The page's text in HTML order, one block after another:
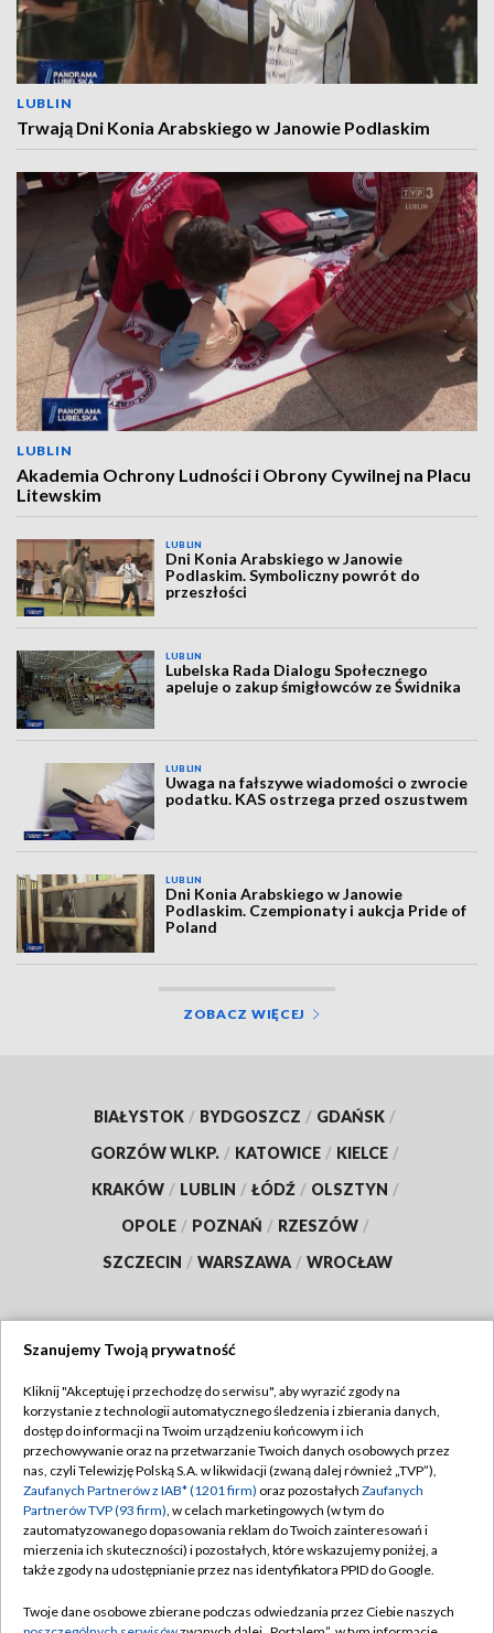
LUBLIN
Trwają Dni Konia Arabskiego w Janowie Podlaskim
LUBLIN
Akademia Ochrony Ludności i Obrony Cywilnej na Placu
Litewskim
LUBLIN
Dni Konia Arabskiego w Janowie
Podlaskim. Symboliczny powrót do
przeszłości
LUBLIN
Lubelska Rada Dialogu Społecznego
apeluje o zakup śmigłowców ze Świdnika
LUBLIN
Uwaga na fałszywe wiadomości o zwrocie
podatku. KAS ostrzega przed oszustwem
LUBLIN
Dni Konia Arabskiego w Janowie
Podlaskim. Czempionaty i aukcja Pride of
Poland
ZOBACZ WIĘCEJ
BIAŁYSTOK / BYDGOSZCZ / GDAŃSK /
GORZÓW WLKP. / KATOWICE / KIELCE /
KRAKÓW / LUBLIN / ŁÓDŹ / OLSZTYN /
OPOLE / POZNAŃ / RZESZÓW /
SZCZECIN / WARSZAWA / WROCŁAW
TVP
Abonament TVP
Emisja w TVP
Centrum informacji TVP
Naziemna Telewizja Cyfrowa
Rada Programowa
Regulamin TVP
Polityka prywatności
Moje zgody
Pomoc
Szanujemy Twoją prywatność
Kliknij "Akceptuję i przechodzę do serwisu", aby wyrazić zgody na
korzystanie z technologii automatycznego śledzenia i zbierania danych,
dostęp do informacji na Twoim urządzeniu końcowym i ich
przechowywanie oraz na przetwarzanie Twoich danych osobowych przez
nas, czyli Telewizję Polską S.A. w likwidacji (zwaną dalej również „TVP”),
Zaufanych Partnerów z IAB* (1201 firm) oraz pozostałych Zaufanych
Partnerów TVP (93 firm), w celach marketingowych (w tym do
zautomatyzowanego dopasowania reklam do Twoich zainteresowań i
mierzenia ich skuteczności) i pozostałych, które wskazujemy poniżej, a
także zgody na udostępnianie przez nas identyfikatora PPID do Google.
Twoje dane osobowe zbierane podczas odwiedzania przez Ciebie naszych